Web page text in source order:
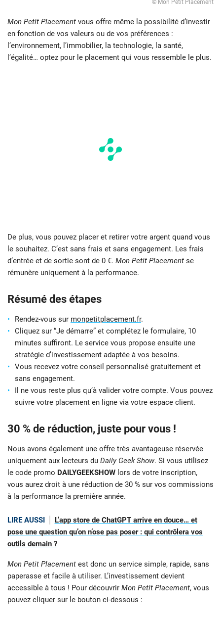
© Mon Petit Placement
Mon Petit Placement vous offre même la possibilité d’investir
en fonction de vos valeurs ou de vos préférences :
l’environnement, l’immobilier, la technologie, la santé,
l’égalité… optez pour le placement qui vous ressemble le plus.
De plus, vous pouvez placer et retirer votre argent quand vous
le souhaitez. C’est sans frais et sans engagement. Les frais
d’entrée et de sortie sont de 0 €. Mon Petit Placement se
rémunère uniquement à la performance.
Résumé des étapes
Rendez-vous sur monpetitplacement.fr.
Cliquez sur “Je démarre” et complétez le formulaire, 10
minutes suffiront. Le service vous propose ensuite une
stratégie d’investissement adaptée à vos besoins.
Vous recevez votre conseil personnalisé gratuitement et
sans engagement.
Il ne vous reste plus qu’à valider votre compte. Vous pouvez
suivre votre placement en ligne via votre espace client.
30 % de réduction, juste pour vous !
Nous avons également une offre très avantageuse réservée
uniquement aux lecteurs du Daily Geek Show. Si vous utilisez
le code promo DAILYGEEKSHOW lors de votre inscription,
vous aurez droit à une réduction de 30 % sur vos commissions
à la performance la première année.
LIRE AUSSI
L’app store de ChatGPT arrive en douce… et
pose une question qu’on n’ose pas poser : qui contrôlera vos
outils demain ?
Mon Petit Placement est donc un service simple, rapide, sans
paperasse et facile à utiliser. L’investissement devient
accessible à tous ! Pour découvrir Mon Petit Placement, vous
pouvez cliquer sur le bouton ci-dessous :